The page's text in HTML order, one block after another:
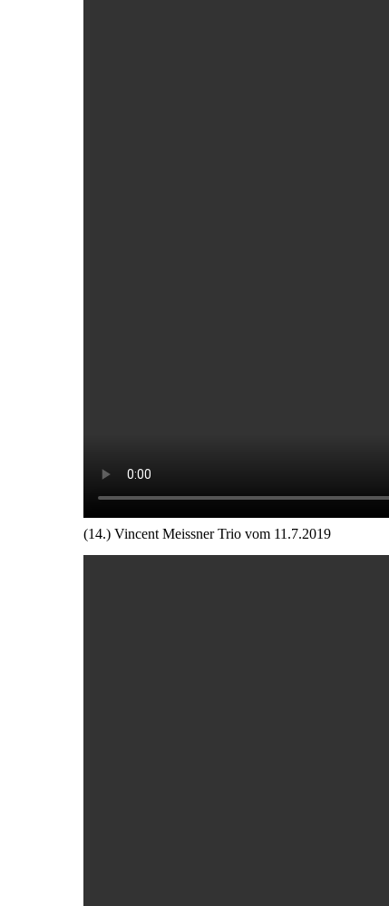
(14.) Vincent Meissner Trio vom 11.7.2019